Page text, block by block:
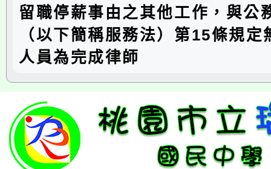
留職停薪事由之其他工作，與公
（以下簡稱服務法）第15條規定
人員為完成律師